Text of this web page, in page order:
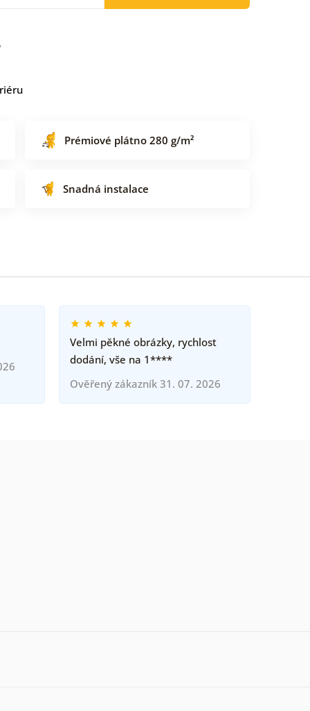
Prémiové plátno 280 g/m²
Snadná instalace
Velmi pěkné obrázky, rychlost
dodání, vše na 1****
Ověřený zákazník 31. 07. 2026